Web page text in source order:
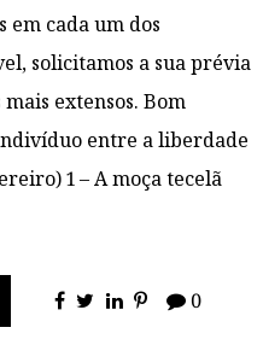
em cada um dos
solicitamos a sua prévia
extensos. Bom
entre a liberdade
1 – A moça tecelã
0